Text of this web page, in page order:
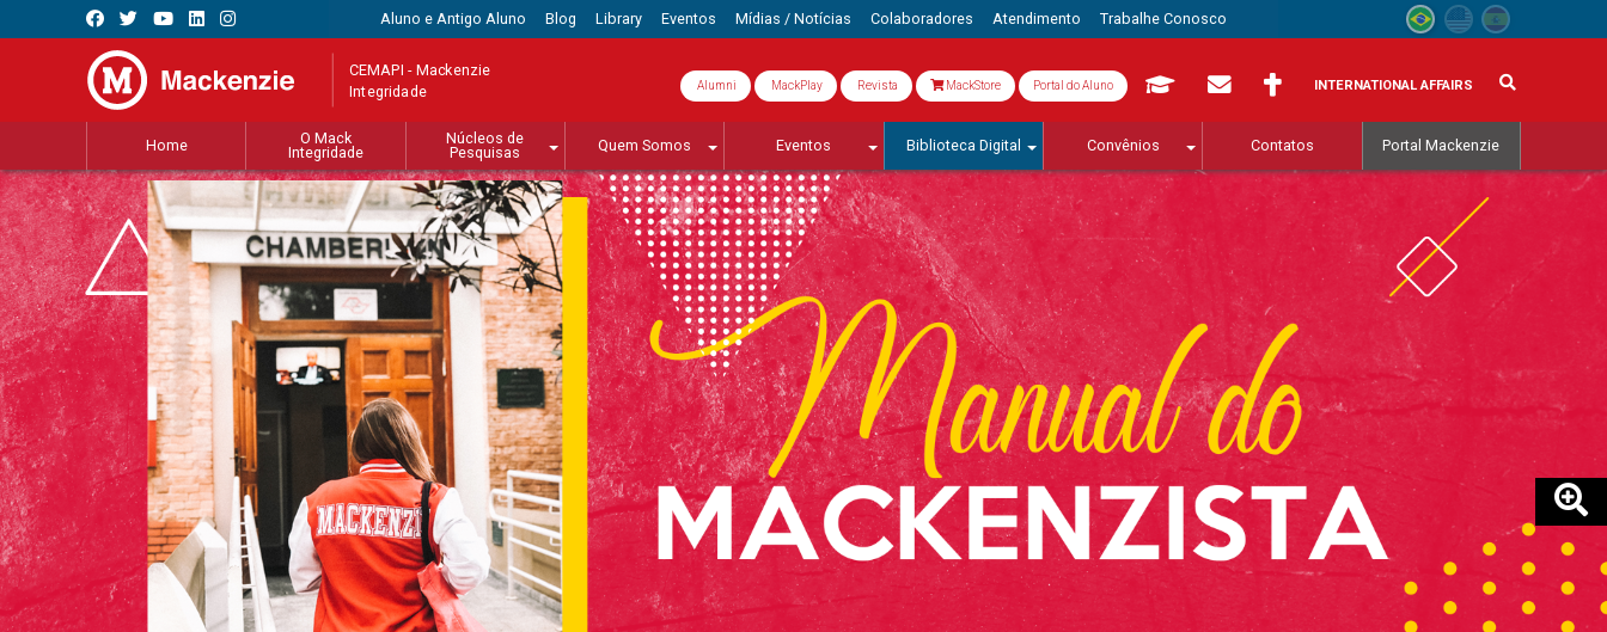
Aluno e Antigo Aluno Blog Library Eventos Mídias / Notícias Colaboradores Atendimento Trabalhe Conosco
CEMAPI - Mackenzie
Integridade Alumni MackPlay Revista MackStore Portal do Aluno INTERNATIONAL AFFAIRS
Home
O Mack
Integridade
Núcleos de
Pesquisas
Quem Somos Eventos Biblioteca Digital Convênios Contatos Portal Mackenzie